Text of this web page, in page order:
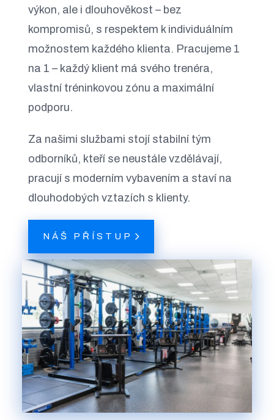
výkon, ale i dlouhověkost – bez
kompromisů, s respektem k individuálním
možnostem každého klienta. Pracujeme 1
na 1 – každý klient má svého trenéra,
vlastní tréninkovou zónu a maximální
podporu.
Za našimi službami stojí stabilní tým
odborníků, kteří se neustále vzdělávají,
pracují s moderním vybavením a staví na
dlouhodobých vztazích s klienty.
NÁŠ PŘÍSTUP